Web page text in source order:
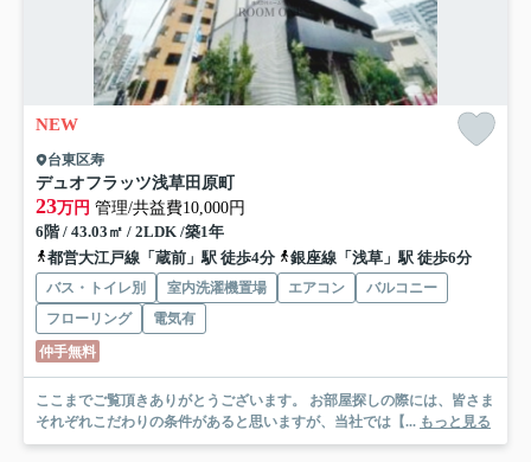
NEW
台東区寿
デュオフラッツ浅草田原町
23万円 管理/共益費10,000円
6階 / 43.03㎡ / 2LDK /築1年
都営大江戸線「蔵前」駅 徒歩4分
銀座線「浅草」駅 徒歩6分
バス・トイレ別 室内洗濯機置場 エアコン
バルコニー
フローリング
電気有
仲手無料
ここまでご覧頂きありがとうございます。 お部屋探しの際には、皆さま
それぞれこだわりの条件があると思いますが、当社では【... もっと見る